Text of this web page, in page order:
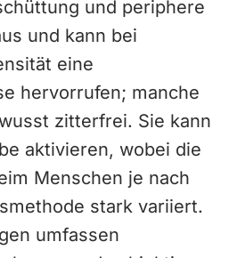
und periphere
und kann bei
eine
hervorrufen; manche
zitterfrei. Sie kann
aktivieren, wobei die
Menschen je nach
stark variiert.
umfassen